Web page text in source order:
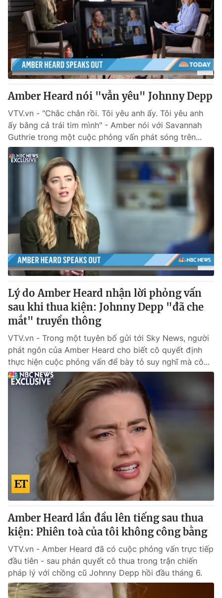
Amber Heard nói "vẫn yêu" Johnny Depp
VTV.vn - "Chắc chắn rồi. Tôi yêu anh ấy. Tôi yêu anh
ấy bằng cả trái tim mình" - Amber nói với Savannah
Guthrie trong một cuộc phỏng vấn phát sóng trên...
Lý do Amber Heard nhận lời phỏng vấn
sau khi thua kiện: Johnny Depp "đã che
mắt" truyền thông
VTV.vn - Trong một tuyên bố gửi tới Sky News, người
phát ngôn của Amber Heard cho biết cô quyết định
thực hiện cuộc phỏng vấn để bày tỏ suy nghĩ mà cô...
Amber Heard lần đầu lên tiếng sau thua
kiện: Phiên toà của tôi không công bằng
VTV.vn - Amber Heard đã có cuộc phỏng vấn trực tiếp
đầu tiên - sau phán quyết cô thua trong trận chiến
pháp lý với chồng cũ Johnny Depp hồi đầu tháng 6.